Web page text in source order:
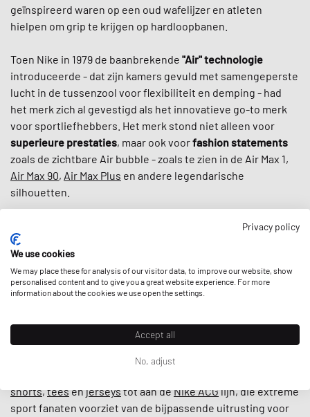
geïnspireerd waren op een oud wafelijzer en atleten
hielpen om grip te krijgen op hardloopbanen.
Toen Nike in 1979 de baanbrekende "Air" technologie
introduceerde - dat zijn kamers gevuld met samengeperste
lucht in de tussenzool voor flexibiliteit en demping - had
het merk zich al gevestigd als het innovatieve go-to merk
voor sportliefhebbers. Het merk stond niet alleen voor
superieure prestaties, maar ook voorfashion statements
zoals de zichtbare Air bubble - zoals te zien in de Air Max 1,
Air Max 90, Air Max Plus en andere legendarische
silhouetten.
' gesproken: Het merk uit Beaverton,
Oregon, heeft de magische touch voor het spotten van
talent -Kobe Bryant
Michael Jordanmet zijnJordan Brandzijn maar een paar
voorbeelden van de grote Nike familie.
Nike wordt echter niet alleen gedragen door de grootste
atleten van onze tijd. Laten we Bill Bowerman hier citeren:
Als je een lichaam hebt, ben je een atleet.
shorts,teesenjerseystot aan deNike ACGlijn, die extreme
sport fanaten voorziet van de bijpassende uitrusting voor
Privacy policy
We use cookies
We may place these for analysis of our visitor data, to improve our website, show
personalised content and to give you a great website experience. For more
information about the cookies we use open the settings.
Accept all
No, adjust